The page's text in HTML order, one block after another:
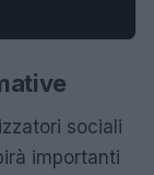
sociali
importanti